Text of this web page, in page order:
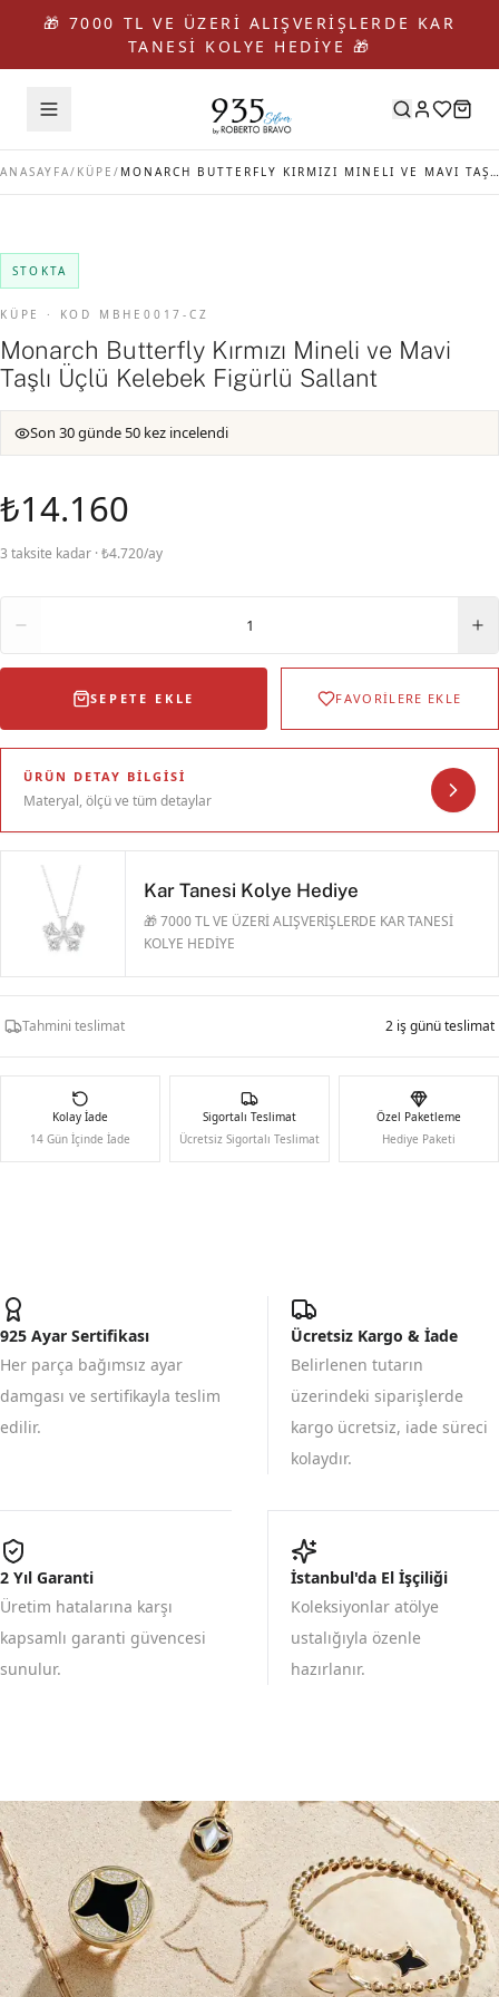
🎁 7000 TL VE ÜZERİ ALIŞVERİŞLERDE KAR
TANESİ KOLYE HEDİYE 🎁
ANASAYFA/ KÜPE / MONARCH BUTTERFLY KIRMIZI MINELI VE MAVI TAŞLI ÜÇLÜ KELEBEK FIGÜRLÜ SALLANT
STOKTA
KÜPE · KOD MBHE0017-CZ
Monarch Butterfly Kırmızı Mineli ve Mavi
Taşlı Üçlü Kelebek Figürlü Sallant
Son 30 günde 50 kez incelendi
₺14.160
3 taksite kadar · ₺4.720/ay
1
SEPETE EKLE FAVORİLERE EKLE
ÜRÜN DETAY BILGISI
Materyal, ölçü ve tüm detaylar
Kar Tanesi Kolye Hediye
🎁 7000 TL VE ÜZERİ ALIŞVERİŞLERDE KAR TANESİ
KOLYE HEDİYE
Tahmini teslimat 2 iş günü teslimat
Kolay İade
14 Gün İçinde İade
Sigortalı Teslimat
Ücretsiz Sigortalı Teslimat
Özel Paketleme
Hediye Paketi
925 Ayar Sertifikası
Her parça bağımsız ayar
damgası ve sertifikayla teslim
edilir.
Ücretsiz Kargo & İade
Belirlenen tutarın
üzerindeki siparişlerde
kargo ücretsiz, iade süreci
kolaydır.
2 Yıl Garanti
Üretim hatalarına karşı
kapsamlı garanti güvencesi
sunulur.
İstanbul'da El İşçiliği
Koleksiyonlar atölye
ustalığıyla özenle
hazırlanır.